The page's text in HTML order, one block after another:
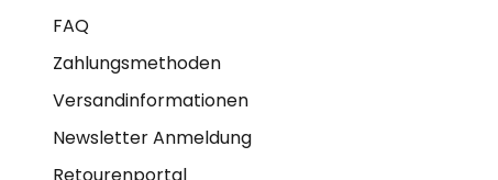
FAQ
Zahlungsmethoden
Versandinformationen
Newsletter Anmeldung